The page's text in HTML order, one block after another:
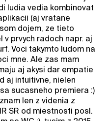
ludia vedia kombinovat
(aj vratane
dojem, ze tieto
v prvych radoch napr. aj
Voci takymto ludom na
mne. Ale zas mam
aj akysi dar empatie
aj intuitivne, nielen
sucasneho premiera :)
len z videnia z
SR od miestnosti posl.